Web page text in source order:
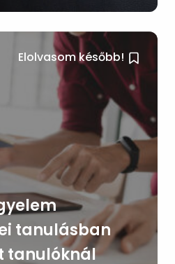
Elolvasom később!
tanulásban
tanulóknál